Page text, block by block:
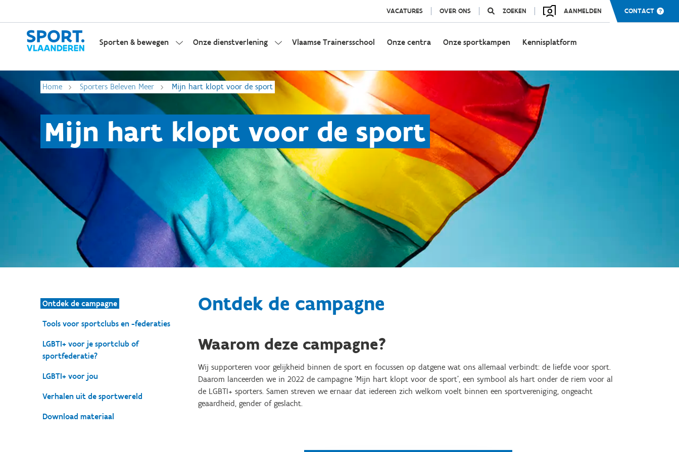
VACATURES OVER ONS ZOEKEN AANMELDEN CONTACT
Sporten & bewegen Onze dienstverlening Vlaamse Trainersschool Onze centra Onze sportkampen Kennisplatform
Home Sporters Beleven Meer Mijn hart klopt voor de sport
Mijn hart klopt voor de sport
Ontdek de campagne
Tools voor sportclubs en -federaties
LGBTI+ voor je sportclub of
sportfederatie?
LGBTI+ voor jou
Verhalen uit de sportwereld
Download materiaal
Ontdek de campagne
Waarom deze campagne?
Wij supporteren voor gelijkheid binnen de sport en focussen op datgene wat ons allemaal verbindt: de liefde voor sport.
Daarom lanceerden we in 2022 de campagne ‘Mijn hart klopt voor de sport’, een symbool als hart onder de riem voor al
de LGBTI+ sporters. Samen streven we ernaar dat iedereen zich welkom voelt binnen een sportvereniging, ongeacht
geaardheid, gender of geslacht.